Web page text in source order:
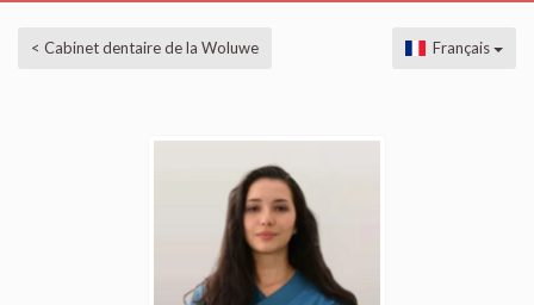
< Cabinet dentaire de la Woluwe Français